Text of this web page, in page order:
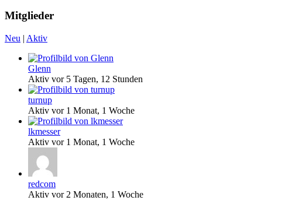
Mitglieder
Neu | Aktiv
Glenn
Aktiv vor 5 Tagen, 12 Stunden
turnup
Aktiv vor 1 Monat, 1 Woche
lkmesser
Aktiv vor 1 Monat, 1 Woche
redcom
Aktiv vor 2 Monaten, 1 Woche